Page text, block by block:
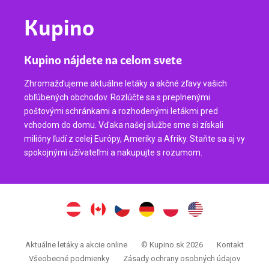
Kupino
Kupino nájdete na celom svete
Zhromažďujeme aktuálne letáky a akčné zľavy vašich
obľúbených obchodov. Rozlúčte sa s preplnenými
poštovými schránkami a rozhodenými letákmi pred
vchodom do domu. Vďaka našej službe sme si získali
milióny ľudí z celej Európy, Ameriky a Afriky. Staňte sa aj vy
spokojnými užívateľmi a nakupujte s rozumom.
Aktuálne letáky a akcie online © Kupino.sk 2026
Kontakt
Všeobecné podmienky
Zásady ochrany osobných údajov